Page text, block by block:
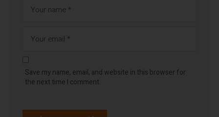
Save my name, email, and website in this browser for
the next time I comment.